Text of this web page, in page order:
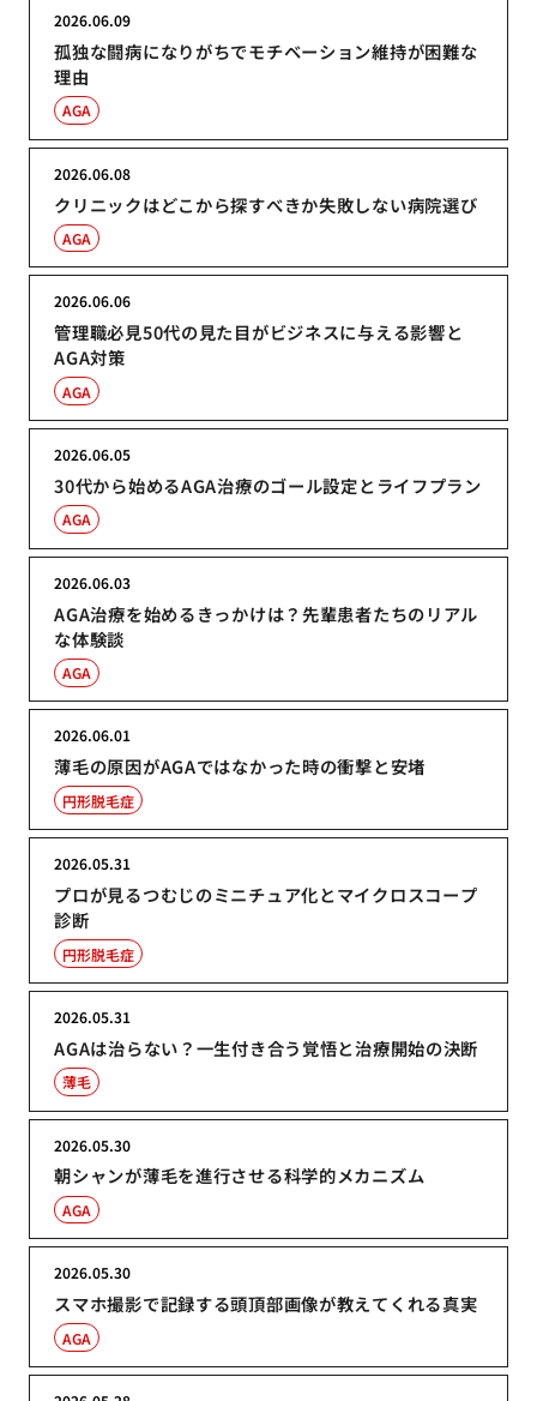
孤独な闘病になりがちでモチベーション維持が困難な
理由
2026.06.09
AGA
クリニックはどこから探すべきか失敗しない病院選び
2026.06.08
AGA
管理職必見50代の見た目がビジネスに与える影響と
AGA対策
2026.06.06
AGA
30代から始めるAGA治療のゴール設定とライフプラン
2026.06.05
AGA
AGA治療を始めるきっかけは？先輩患者たちのリアル
な体験談
2026.06.03
AGA
薄毛の原因がAGAではなかった時の衝撃と安堵
2026.06.01
円形脱毛症
プロが見るつむじのミニチュア化とマイクロスコープ
診断
2026.05.31
円形脱毛症
AGAは治らない？一生付き合う覚悟と治療開始の決断
2026.05.31
薄毛
朝シャンが薄毛を進行させる科学的メカニズム
2026.05.30
AGA
スマホ撮影で記録する頭頂部画像が教えてくれる真実
2026.05.30
AGA